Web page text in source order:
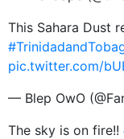
This Sahara Dust
pic.twitter.com/
— Blep OwO
The sky is on fire!!